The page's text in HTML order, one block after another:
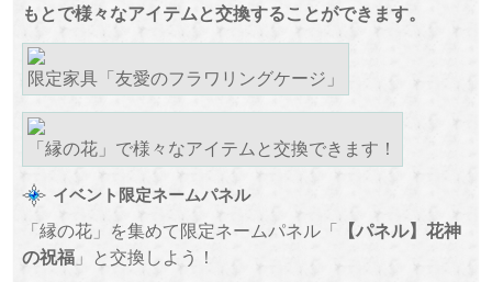
もとで様々なアイテムと交換することができます。
限定家具「友愛のフラワリングケージ」
「縁の花」で様々なアイテムと交換できます！
イベント限定ネームパネル
「縁の花」を集めて限定ネームパネル「 【パネル】花神
の祝福」と交換しよう！